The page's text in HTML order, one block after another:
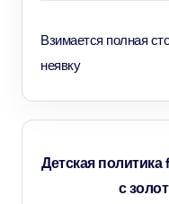
Взимается полная
неявку
Детская политика
с